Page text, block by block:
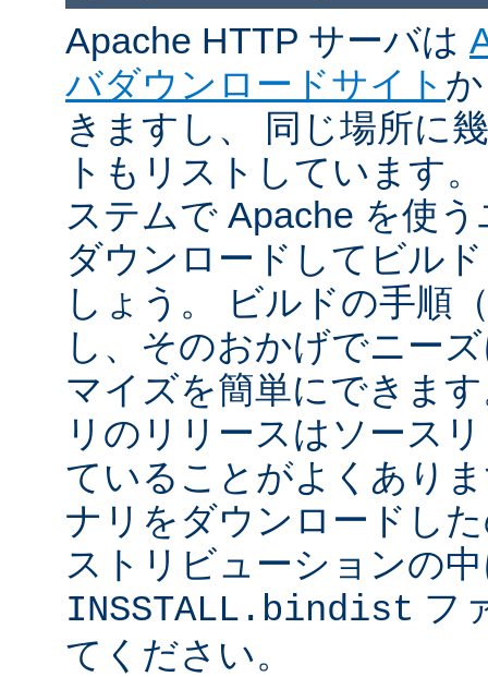
Apache HTTP サーバは
バダウンロードサイト
きますし、 同じ場所に
トもリストしています
ステムで Apache を使
ダウンロードしてビル
しょう。 ビルドの手順
し、そのおかげでニー
マイズを簡単にできま
リのリリースはソース
ていることがよくあり
ナリをダウンロードし
ストリビューションの
INSSTALL.bindist フ
てください。